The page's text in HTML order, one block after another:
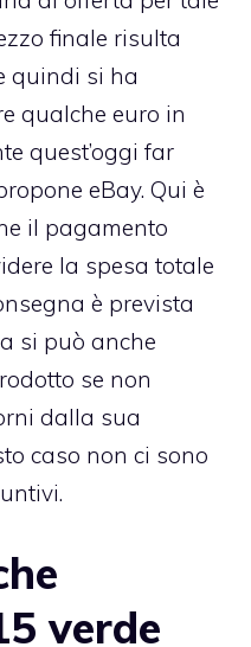
finale risulta
quindi si ha
qualche euro in
quest’oggi far
eBay. Qui è
il pagamento
la spesa totale
è prevista
si può anche
se non
dalla sua
caso non ci sono
verde